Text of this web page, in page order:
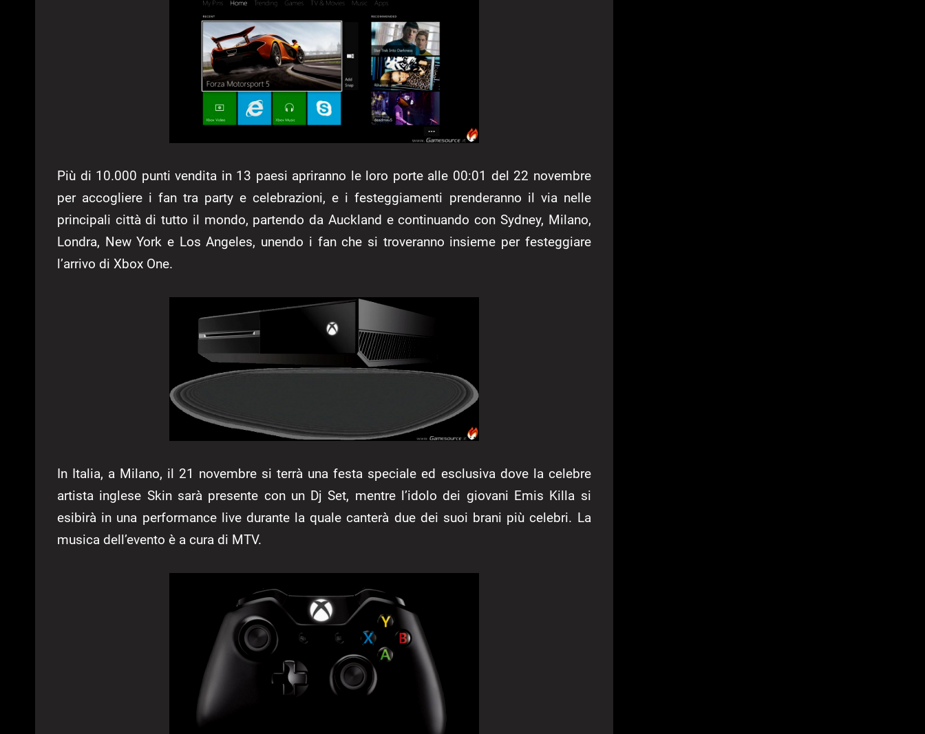
Più di 10.000 punti vendita in 13 paesi apriranno le loro porte alle 00:01 del 22 novembre
per accogliere i fan tra party e celebrazioni, e i festeggiamenti prenderanno il via nelle
principali città di tutto il mondo, partendo da Auckland e continuando con Sydney, Milano,
Londra, New York e Los Angeles, unendo i fan che si troveranno insieme per festeggiare
l’arrivo di Xbox One.
In Italia, a Milano, il 21 novembre si terrà una festa speciale ed esclusiva dove la celebre
artista inglese Skin sarà presente con un Dj Set, mentre l’idolo dei giovani Emis Killa si
esibirà in una performance live durante la quale canterà due dei suoi brani più celebri. La
musica dell’evento è a cura di MTV.